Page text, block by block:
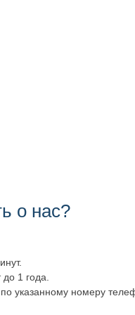
о нас?
1 года.
указанному номеру